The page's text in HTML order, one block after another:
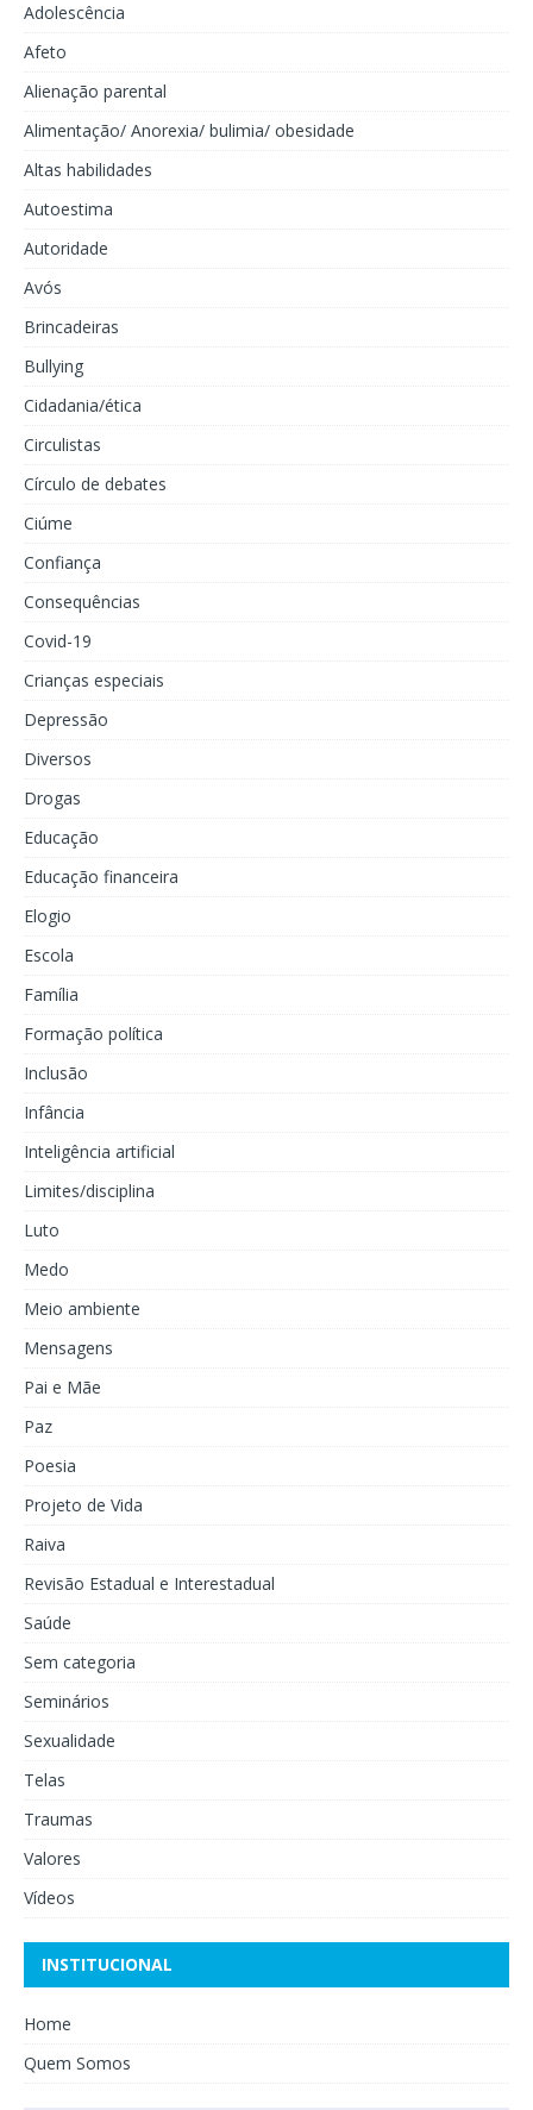
Adolescência
Afeto
Alienação parental
Alimentação/ Anorexia/ bulimia/ obesidade
Altas habilidades
Autoestima
Autoridade
Avós
Brincadeiras
Bullying
Cidadania/ética
Circulistas
Círculo de debates
Ciúme
Confiança
Consequências
Covid-19
Crianças especiais
Depressão
Diversos
Drogas
Educação
Educação financeira
Elogio
Escola
Família
Formação política
Inclusão
Infância
Inteligência artificial
Limites/disciplina
Luto
Medo
Meio ambiente
Mensagens
Pai e Mãe
Paz
Poesia
Projeto de Vida
Raiva
Revisão Estadual e Interestadual
Saúde
Sem categoria
Seminários
Sexualidade
Telas
Traumas
Valores
Vídeos
INSTITUCIONAL
Home
Quem Somos